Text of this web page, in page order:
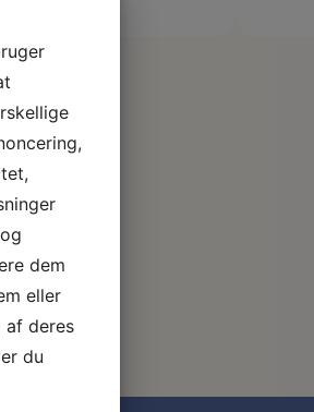
dem
eller
af deres
du